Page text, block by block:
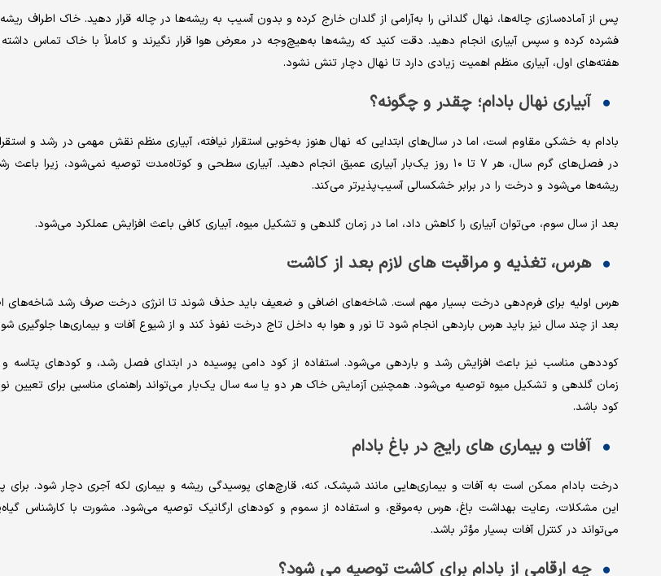
پس از آماده‌سازی چاله‌ها، نهال گلدانی را به‌آرامی از گلدان خارج کرده و بدون آسیب به ریشه‌ها در چاله قرار دهید. خاک اطراف ریشه
فشرده کرده و سپس آبیاری انجام دهید. دقت کنید که ریشه‌ها به‌هیچ‌وجه در معرض هوا قرار نگیرند و کاملاً با خاک تماس داشته
هفته‌های اول، آبیاری منظم اهمیت زیادی دارد تا نهال دچار تنش نشود.
آبیاری نهال بادام؛ چقدر و چگونه؟
بادام به خشکی مقاوم است، اما در سال‌های ابتدایی که نهال هنوز به‌خوبی استقرار نیافته، آبیاری منظم نقش مهمی در رشد و
در فصل‌های گرم سال، هر ۷ تا ۱۰ روز یک‌بار آبیاری عمیق انجام دهید. آبیاری سطحی و کوتاه‌مدت توصیه نمی‌شود، زیرا
ریشه‌ها می‌شود و درخت را در برابر خشکسالی آسیب‌پذیرتر می‌کند.
بعد از سال سوم، می‌توان آبیاری را کاهش داد، اما در زمان گلدهی و تشکیل میوه، آبیاری کافی باعث افزایش عملکرد می‌شود.
هرس، تغذیه و مراقبت‌ های لازم بعد از کاشت
هرس اولیه برای فرم‌دهی درخت بسیار مهم است. شاخه‌های اضافی و ضعیف باید حذف شوند تا انرژی درخت صرف رشد شاخه‌های
بعد از چند سال نیز باید هرس باردهی انجام شود تا نور و هوا به داخل تاج درخت نفوذ کند و از شیوع آفات و بیماری‌ها جلوگیری
کوددهی مناسب نیز باعث افزایش رشد و باردهی می‌شود. استفاده از کود دامی پوسیده در ابتدای فصل رشد، و کودهای پتاسه
زمان گلدهی و تشکیل میوه توصیه می‌شود. همچنین آزمایش خاک هر دو یا سه سال یک‌بار می‌تواند راهنمای مناسبی برای تعیین
کود باشد.
آفات و بیماری ‌های رایج در باغ بادام
درخت بادام ممکن است به آفات و بیماری‌هایی مانند شپشک، کنه، قارچ‌های پوسیدگی ریشه و بیماری لکه آجری دچار شود. برای
این مشکلات، رعایت بهداشت باغ، هرس به‌موقع، و استفاده از سموم و کودهای ارگانیک توصیه می‌شود. مشورت با کارشناس
می‌تواند در کنترل آفات بسیار مؤثر باشد.
چه ارقامی از بادام برای کاشت توصیه می ‌شود؟